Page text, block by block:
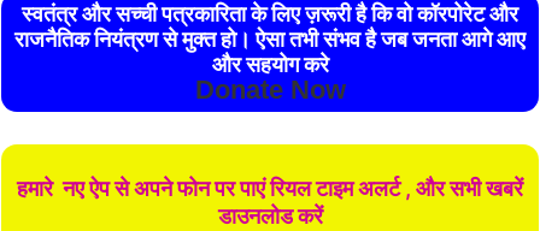
स्वतंत्र और सच्ची पत्रकारिता के लिए ज़रूरी है कि वो कॉरपोरेट और
राजनैतिक नियंत्रण से मुक्त हो। ऐसा तभी संभव है जब जनता आगे आए
और सहयोग करे
Donate Now
हमारे नए ऐप से अपने फोन पर पाएं रियल टाइम अलर्ट , और सभी खबरें
डाउनलोड करें